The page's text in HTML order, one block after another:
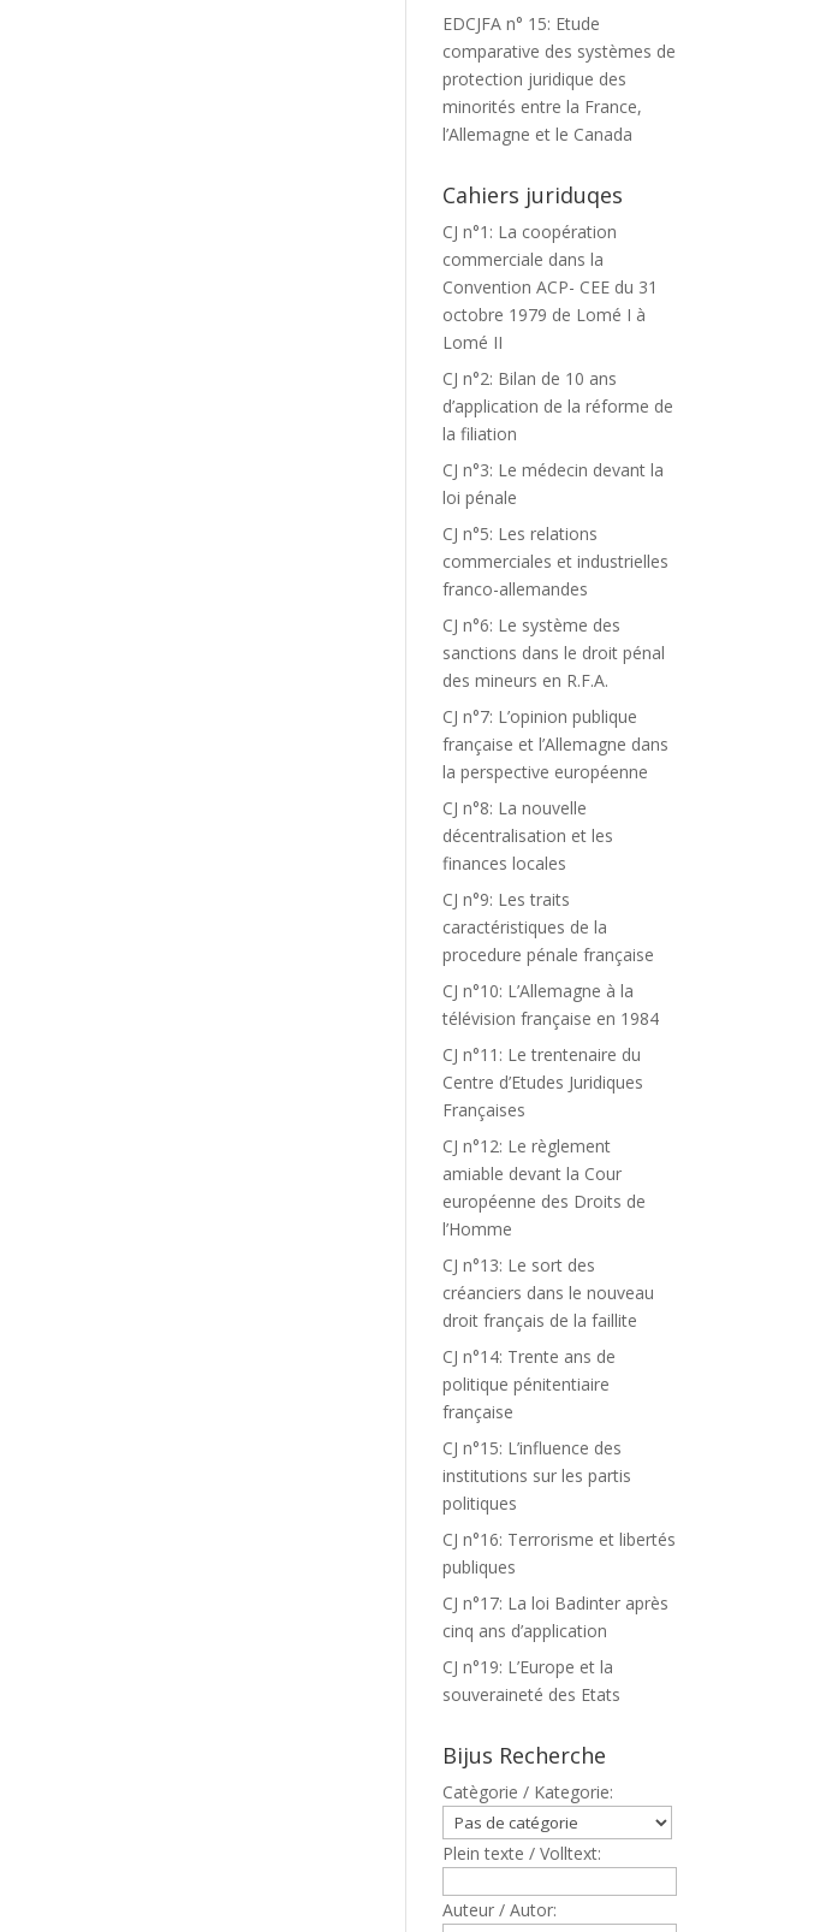
EDCJFA n° 15: Etude
comparative des systèmes de
protection juridique des
minorités entre la France,
l’Allemagne et le Canada
Cahiers juriduqes
CJ n°1: La coopération
commerciale dans la
Convention ACP- CEE du 31
octobre 1979 de Lomé I à
Lomé II
CJ n°2: Bilan de 10 ans
d’application de la réforme de
la filiation
CJ n°3: Le médecin devant la
loi pénale
CJ n°5: Les relations
commerciales et industrielles
franco-allemandes
CJ n°6: Le système des
sanctions dans le droit pénal
des mineurs en R.F.A.
CJ n°7: L’opinion publique
française et l’Allemagne dans
la perspective européenne
CJ n°8: La nouvelle
décentralisation et les
finances locales
CJ n°9: Les traits
caractéristiques de la
procedure pénale française
CJ n°10: L’Allemagne à la
télévision française en 1984
CJ n°11: Le trentenaire du
Centre d’Etudes Juridiques
Françaises
CJ n°12: Le règlement
amiable devant la Cour
européenne des Droits de
l’Homme
CJ n°13: Le sort des
créanciers dans le nouveau
droit français de la faillite
CJ n°14: Trente ans de
politique pénitentiaire
française
CJ n°15: L’influence des
institutions sur les partis
politiques
CJ n°16: Terrorisme et libertés
publiques
CJ n°17: La loi Badinter après
cinq ans d’application
CJ n°19: L’Europe et la
souveraineté des Etats
Bijus Recherche
Catègorie / Kategorie:
Plein texte / Volltext:
Auteur / Autor: